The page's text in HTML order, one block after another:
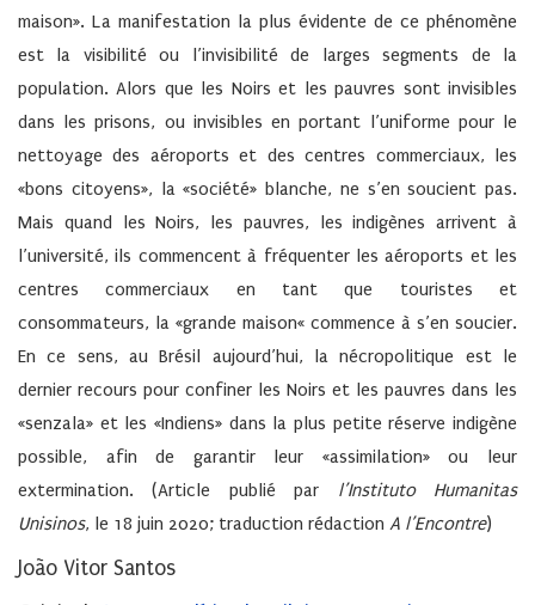
maison». La manifestation la plus évidente de ce phénomène
est la visibilité ou l’invisibilité de larges segments de la
population. Alors que les Noirs et les pauvres sont invisibles
dans les prisons, ou invisibles en portant l’uniforme pour le
nettoyage des aéroports et des centres commerciaux, les
«bons citoyens», la «société» blanche, ne s’en soucient pas.
Mais quand les Noirs, les pauvres, les indigènes arrivent à
l’université, ils commencent à fréquenter les aéroports et les
centres commerciaux en tant que touristes et
consommateurs, la «grande maison« commence à s’en soucier.
En ce sens, au Brésil aujourd’hui, la nécropolitique est le
dernier recours pour confiner les Noirs et les pauvres dans les
«senzala» et les «Indiens» dans la plus petite réserve indigène
possible, afin de garantir leur «assimilation» ou leur
extermination. (Article publié par l’Instituto Humanitas
Unisinos, le 18 juin 2020; traduction rédaction A l’Encontre)
João Vitor Santos